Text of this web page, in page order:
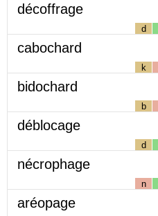
décoffrage
d
cabochard
k
bidochard
b
déblocage
d
nécrophage
n
aréopage